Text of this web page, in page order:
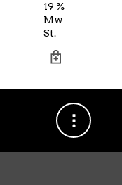
19 %
Mw
St.